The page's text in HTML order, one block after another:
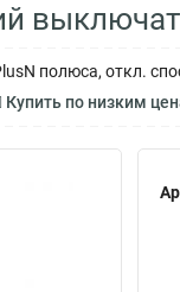
полюса, откл.
Купить по низким